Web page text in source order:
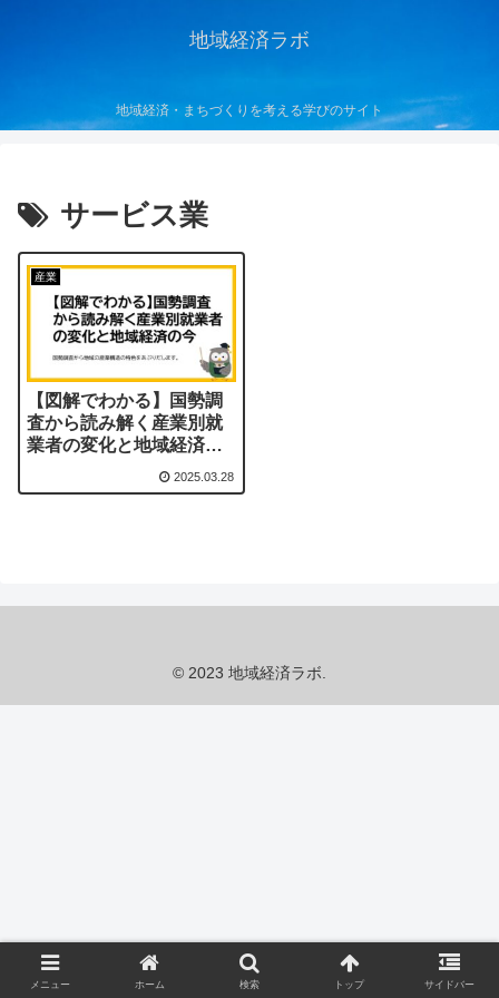
地域経済ラボ
地域経済・まちづくりを考える学びのサイト
サービス業
産業
【図解でわかる】国勢調
査から読み解く産業別就
業者の変化と地域経済の
2025.03.28
© 2023 地域経済ラボ.
メニュー ホーム 検索 トップ サイドバー